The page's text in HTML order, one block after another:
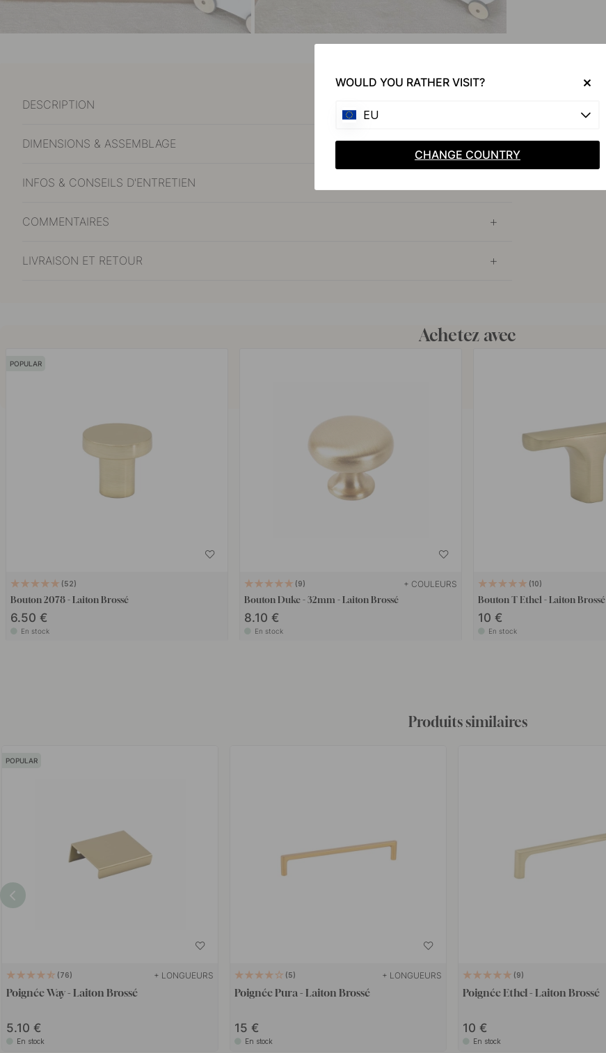
DESCRIPTION
DIMENSIONS & ASSEMBLAGE
INFOS & CONSEILS D'ENTRETIEN
COMMENTAIRES
LIVRAISON ET RETOUR
Achetez avec
POPULAR
52
Bouton 2078 - Laiton Brossé
6.50 €
En stock
9 + COULEURS
Bouton Duke - 32mm - Laiton Brossé
8.10 €
En stock
10
Bouton T Ethel - Laiton Brossé
10 €
En stock
Produits similaires
POPULAR
76 + LONGUEURS
Poignée Way - Laiton Brossé
5.10
En stock
5 + LONGUEURS
Poignée Pura - Laiton Brossé
15
En stock
9
Poignée Ethel - Laiton Brossé
10
En stock
WOULD YOU RATHER VISIT?
EU
CHANGE COUNTRY